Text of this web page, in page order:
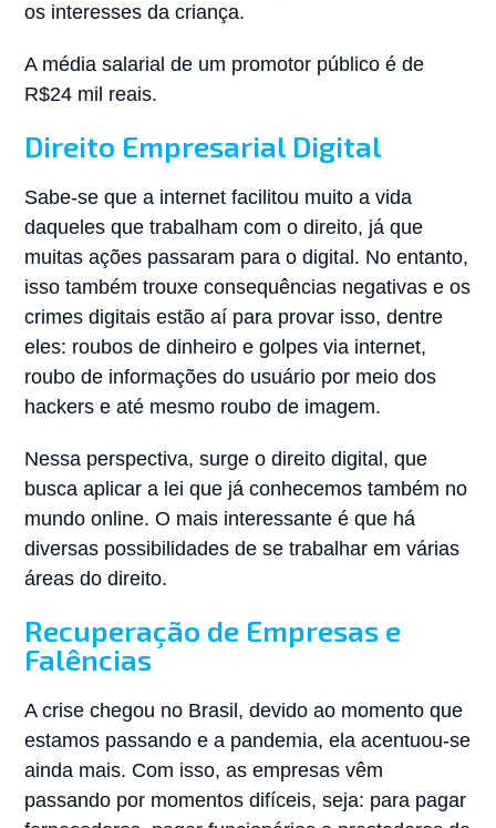
os interesses da criança.
A média salarial de um promotor público é de
R$24 mil reais.
Direito Empresarial Digital
Sabe-se que a internet facilitou muito a vida
daqueles que trabalham com o direito, já que
muitas ações passaram para o digital. No entanto,
isso também trouxe consequências negativas e os
crimes digitais estão aí para provar isso, dentre
eles: roubos de dinheiro e golpes via internet,
roubo de informações do usuário por meio dos
hackers e até mesmo roubo de imagem.
Nessa perspectiva, surge o direito digital, que
busca aplicar a lei que já conhecemos também no
mundo online. O mais interessante é que há
diversas possibilidades de se trabalhar em várias
áreas do direito.
Recuperação de Empresas e
Falências
A crise chegou no Brasil, devido ao momento que
estamos passando e a pandemia, ela acentuou-se
ainda mais. Com isso, as empresas vêm
passando por momentos difíceis, seja: para pagar